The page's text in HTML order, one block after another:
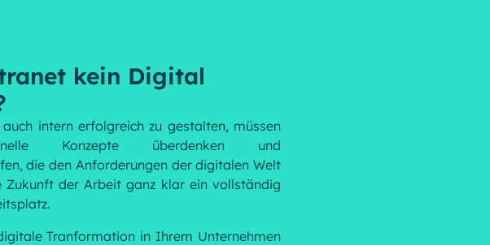
Partner
kein Digital
intern erfolgreich zu gestalten, müssen
Konzepte überdenken und
die den Anforderungen der digitalen Welt
Zukunft der Arbeit ganz klar ein vollständig
Tranformation in Ihrem Unternehmen